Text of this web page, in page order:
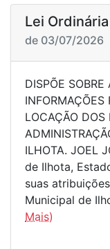
Lei
de 03/07/2026
DISPÕE
INFORMAÇÕES
LOCAÇÃO DOS
ILHOTA. JOEL
de Ilhota,
suas
Municipal de